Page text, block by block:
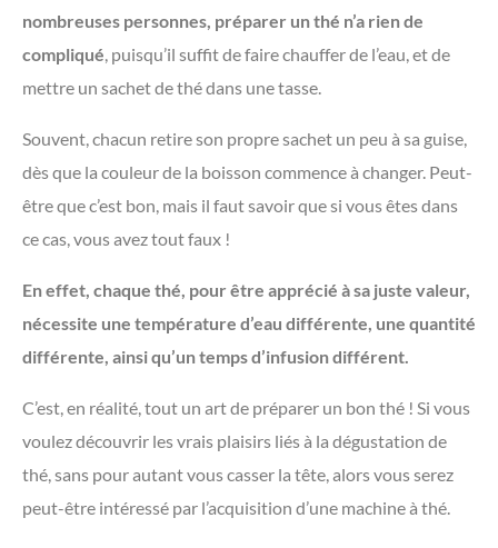
nombreuses personnes, préparer un thé n’a rien de
compliqué, puisqu’il suffit de faire chauffer de l’eau, et de
mettre un sachet de thé dans une tasse.
Souvent, chacun retire son propre sachet un peu à sa guise,
dès que la couleur de la boisson commence à changer. Peut-
être que c’est bon, mais il faut savoir que si vous êtes dans
ce cas, vous avez tout faux !
En effet, chaque thé, pour être apprécié à sa juste valeur,
nécessite une température d’eau différente, une quantité
différente, ainsi qu’un temps d’infusion différent.
C’est, en réalité, tout un art de préparer un bon thé ! Si vous
voulez découvrir les vrais plaisirs liés à la dégustation de
thé, sans pour autant vous casser la tête, alors vous serez
peut-être intéressé par l’acquisition d’une machine à thé.